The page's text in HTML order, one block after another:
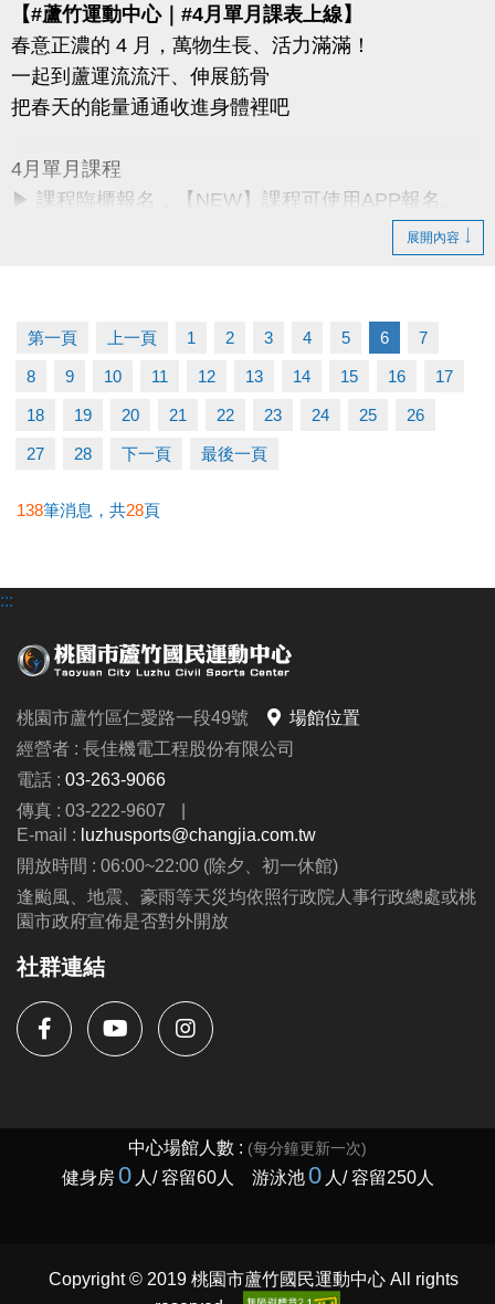
https://www.lzsports.com.tw/zh_TW/news/pageID/1/
-FB : 桃園市蘆竹國民運動中心
-IG : @luzhusports
【#蘆竹運動中心｜#4月單月課表上線】
春意正濃的 4 月，萬物生長、活力滿滿！
一起到蘆運流流汗、伸展筋骨
把春天的能量通通收進身體裡吧
4月單月課程
▶ 課程臨櫃報名，【NEW】課程可使用APP報名。
▶ 有氧、瑜珈、飛輪需年滿15歲；懸吊、空瑜需年滿
18歲。
▶ 若因人數不足無法開班，將於開課前通知，並請持
原信用卡、繳費憑證及發票至本中心辦理退費。
-洽詢專線：03-2639066 #112
-FB : 桃園市蘆竹國民運動中心
展開內容
第一頁 上一頁 1 2 3 4 5 6 7
8 9 10 11 12 13 14 15 16 17
18 19 20 21 22 23 24 25 26
27 28 下一頁 最後一頁
138筆消息，共28頁
:::
桃園市蘆竹區仁愛路一段49號
場館位置
經營者 : 長佳機電工程股份有限公司
電話 : 03-263-9066
傳真 : 03-222-9607
|
E-mail : luzhusports@changjia.com.tw
開放時間 : 06:00~22:00 (除夕、初一休館)
逢颱風、地震、豪雨等天災均依照行政院人事行政總處或桃
園市政府宣佈是否對外開放
社群連結
Copyright © 2019 桃園市蘆竹國民運動中心 All rights